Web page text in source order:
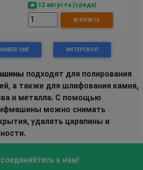
12 августа (среда)
КУПИТЬ
ONE ИНТЕРСКОЛ
подходят для полирования
а также для шлифования камня,
и металла. С помощью
можно снимать
удалять царапины и
к нам!